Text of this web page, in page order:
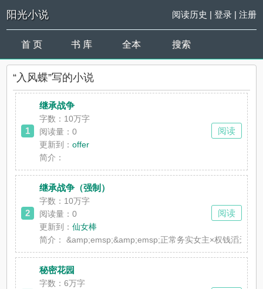
阳光小说 阅读历史 | 登录| 注册
首 页 书 库 全本 搜索
“入风蝶”写的小说
1
继承战争
字数：10万字
阅读量：0
更新到：offer
简介：
阅读
2
继承战争（强制）
字数：10万字
阅读量：0
更新到：仙女棒
简介：
&amp;emsp;&amp;emsp;正常务实女主×权钱滔天浪
阅读
秘密花园
字数：6万字